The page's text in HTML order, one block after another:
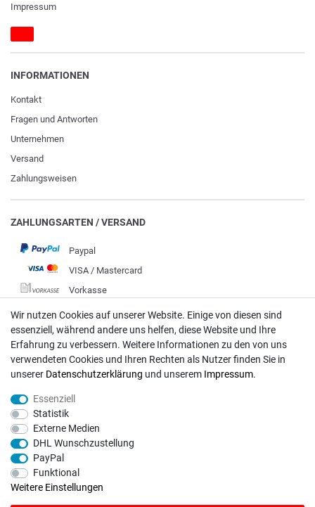
Impressum
INFORMATIONEN
Kontakt
Fragen und Antworten
Unternehmen
Versand
Zahlungsweisen
ZAHLUNGSARTEN / VERSAND
Paypal
VISA / Mastercard
Vorkasse
DHL
Deutsche Post
Bei Fragen wenden Sie sich direkt an unser Service-Team.
info@rasentraktoren-motoren.de
MA-Versand GmbH, 53925 Kall, In der Laach 1-3
Wir nutzen Cookies auf unserer Website. Einige von diesen sind
essenziell, während andere uns helfen, diese Website und Ihre
Erfahrung zu verbessern. Weitere Informationen zu den von uns
verwendeten Cookies und Ihren Rechten als Nutzer finden Sie in
unserer Daten­schutz­erklärung und unserem Impressum.
Essenziell
Statistik
Externe Medien
DHL Wunschzustellung
PayPal
Funktional
Weitere Einstellungen